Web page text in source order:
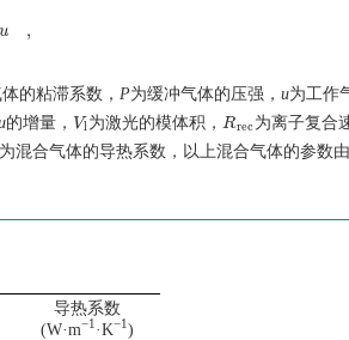
u ,
的粘滞系数， P为缓冲气体的压强，u为工作
的增量， Vl
Vl为激光的模体积， Rrec
Rrec 为离子复合
为混合气体的导热系数，以上混合气体的参数由
导热系数
(W·m−1·K−1)